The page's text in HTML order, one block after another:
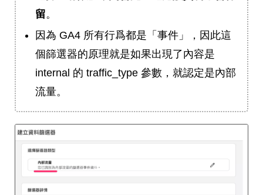
留。
因為 GA4 所有行爲都是「事件」，因此這
個篩選器的原理就是如果出現了內容是
internal 的 traffic_type 參數，就認定是內部
流量。